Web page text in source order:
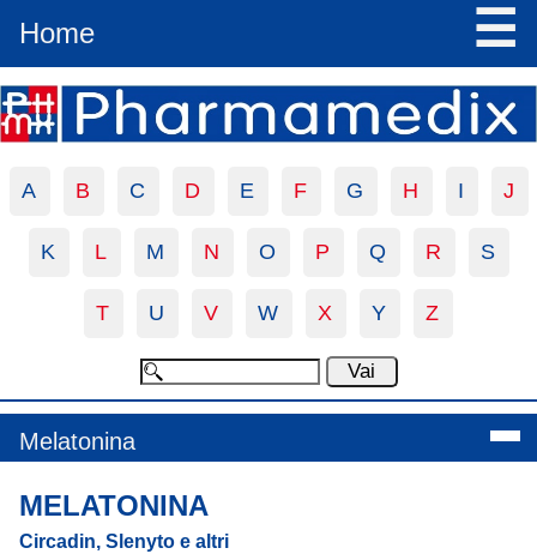
Home ☰
A B C D E F G H I J
K L M N O P Q R S
T U V W X Y Z
Melatonina
MELATONINA
Circadin, Slenyto e altri